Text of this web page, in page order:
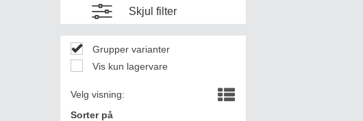
Skjul filter
Grupper varianter
Vis kun lagervare
Velg visning:
Sorter på